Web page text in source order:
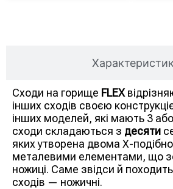
Сходи на горище FLEX
інших сходів своєю
інших моделей, які мають 3 або
сходи складаються з десяти
яких утворена двома Х-
металевими елементами, що
ножиці. Саме звідси й походить
сходів — ножичні.